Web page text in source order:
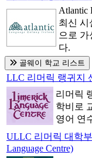
Atlantic
최신 시
으로 가
다.
골웨이 학교 리스트
LLC 리머릭 랭귀지
리머릭
학비로
영어 연
ULLC 리머릭 대학
Language Centre)